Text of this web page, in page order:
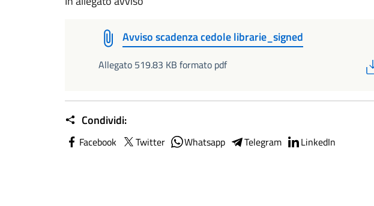
Avviso scadenza cedole librarie_signed
Allegato 519.83 KB formato pdf
Condividi:
Facebook Twitter Whatsapp Telegram LinkedIn